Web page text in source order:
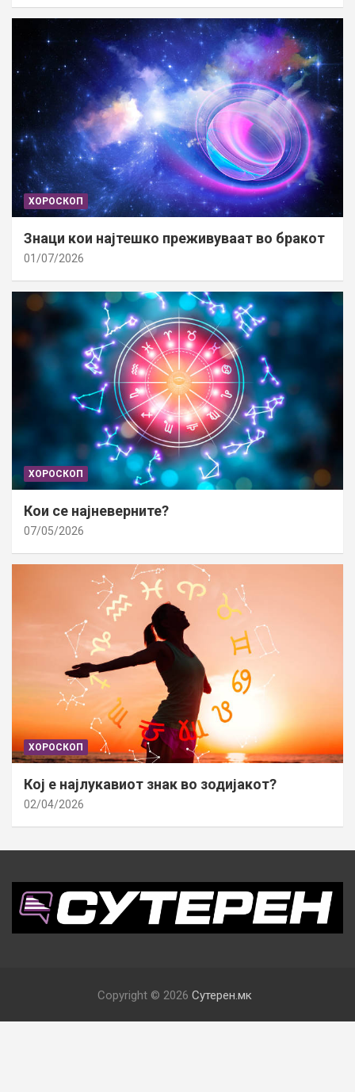
ХОРОСКОП
Знаци кои најтешко преживуваат во бракот
01/07/2026
ХОРОСКОП
Кои се најневерните?
07/05/2026
ХОРОСКОП
Кој е најлукавиот знак во зодијакот?
02/04/2026
Copyright © 2026 Сутерен.мк